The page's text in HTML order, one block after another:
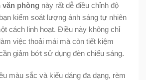
văn phòng này rất dễ điều chỉnh độ
kiểm soát lượng ánh sáng tự nhiên
cách linh hoạt. Điều này không chỉ
việc thoải mái mà còn tiết kiệm
giảm bớt sử dụng đèn chiếu sáng.
màu sắc và kiểu dáng đa dạng, rèm